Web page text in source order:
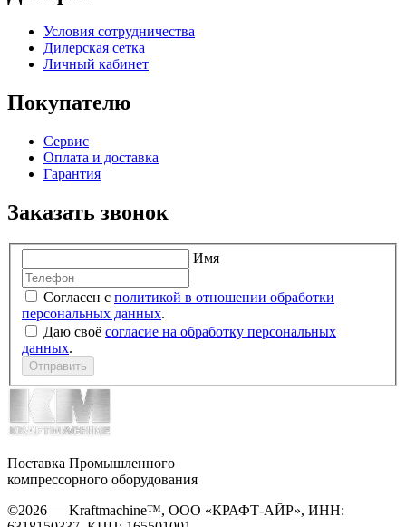
Условия сотрудничеcтва
Дилерская сетка
Личный кабинет
Покупателю
Сервис
Оплата и доставка
Гарантия
Заказать звонок
Имя
Согласен с политикой в отношении обработки
персональных данных.
Даю своё согласие на обработку персональных
данных.
Отправить
Поставка Промышленного
компрессорного оборудования
©2026 — Kraftmachine™, ООО «КРАФТ-АЙР», ИНН: